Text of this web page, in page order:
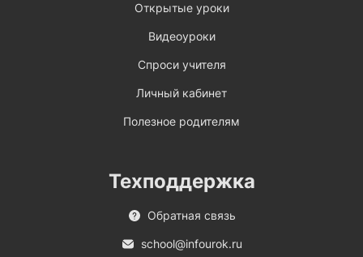
Открытые уроки
Видеоуроки
Спроси учителя
Личный кабинет
Полезное родителям
Техподдержка
Обратная связь
school@infourok.ru